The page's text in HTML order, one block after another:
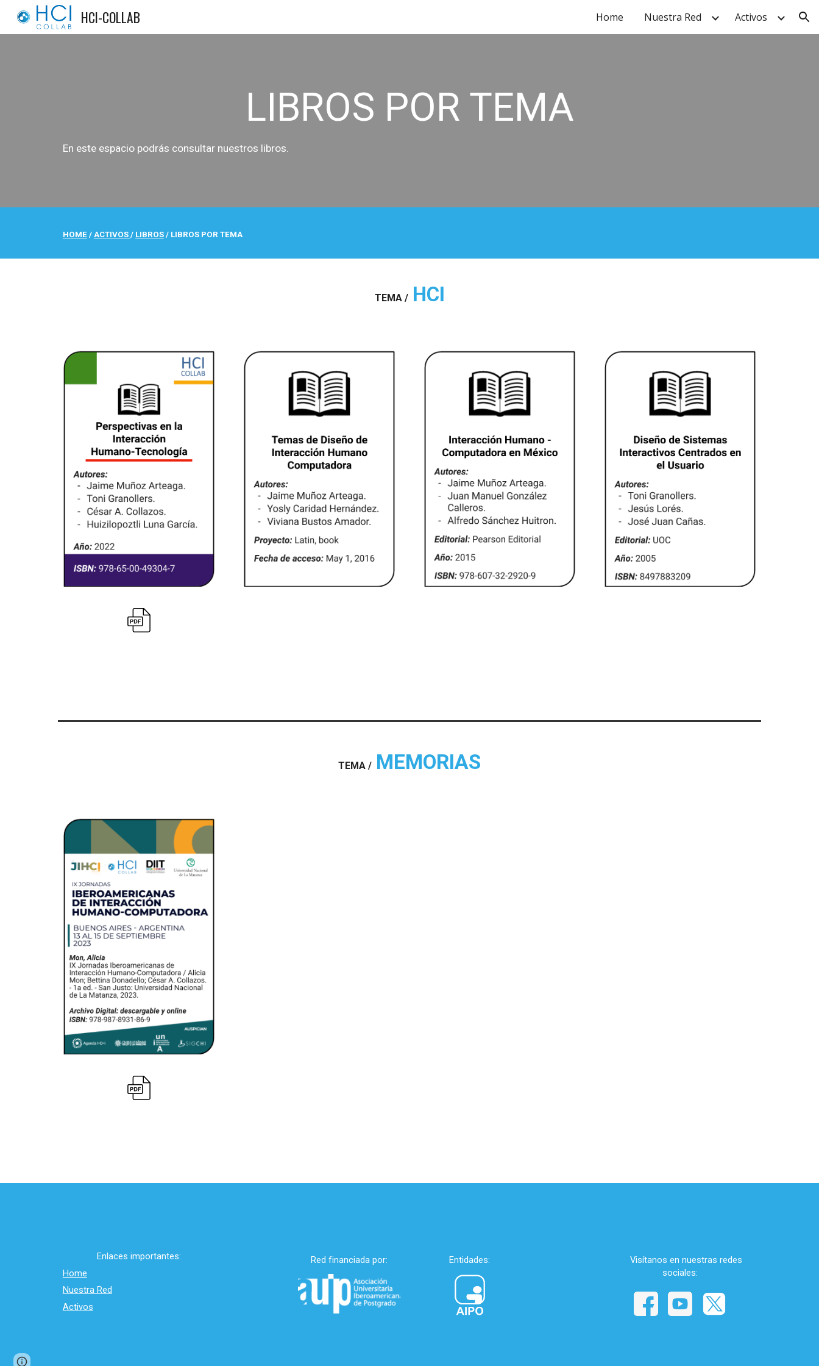
HCI-COLLAB Home Nuestra Red Activos
LIBROS POR TEMA
En este espacio podrás consultarnuestros libros.
HOME / ACTIVOS / LIBROS/ LIBROS POR TEMA
TEMA/ HCI
TEMA / MEMORIAS
Enlaces importantes:
Home
Nuestra Red
Activos
Red financiada por: Entidades:
Visítanos en nuestras redes
sociales: